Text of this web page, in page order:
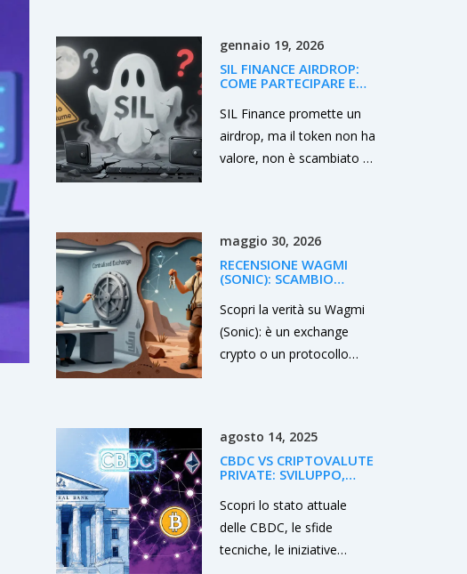
associati.
gennaio 19, 2026
SIL FINANCE AIRDROP:
COME PARTECIPARE E
TOKEN SIL
SIL Finance promette un
airdrop, ma il token non ha
valore, non è scambiato e
riconoscere airdrop veri da
truffe.
maggio 30, 2026
RECENSIONE WAGMI
(SONIC): SCAMBIO
PROTOCOLLO DEFI?
VERITÀ SUL PROGETTO
Scopri la verità su Wagmi
(Sonic): è un exchange
crypto o un protocollo
agosto 14, 2025
CBDC VS CRIPTOVALUTE
PRIVATE: SVILUPPO,
Scopri lo stato attuale
delle CBDC, le sfide
tecniche, le iniziative